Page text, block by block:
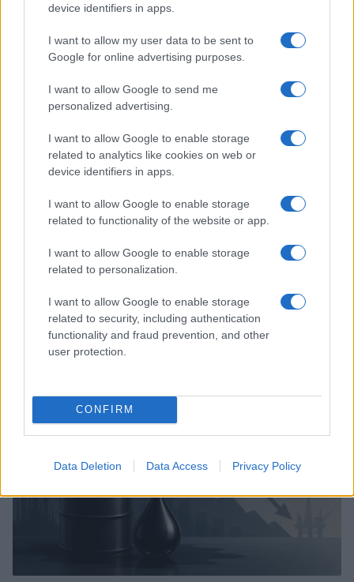
device identifiers in apps.
I want to allow my user data to be sent to
Google for online advertising purposes.
I want to allow Google to send me
personalized advertising.
I want to allow Google to enable storage
related to analytics like cookies on web or
device identifiers in apps.
I want to allow Google to enable storage
related to functionality of the website or app.
I want to allow Google to enable storage
related to personalization.
I want to allow Google to enable storage
related to security, including authentication
functionality and fraud prevention, and other
user protection.
CONFIRM
Data Deletion Data Access Privacy Policy
Justice américaine bloque la salle de bal de Trump : une
décision qualifiée de « menace pour la sécurité nationale »
Juliette Bernard · 9 Août 2026
La guerre des géants de la tech : Apple contre OpenAI
Juliette Bernard · 7 Août 2026